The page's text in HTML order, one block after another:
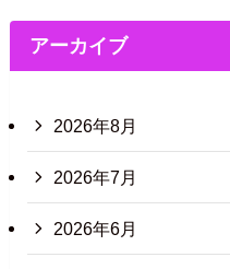
アーカイブ
2026年8月
2026年7月
2026年6月